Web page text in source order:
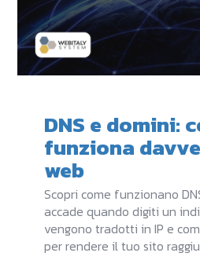
DNS e domini:
funziona
web
Scopri come funzionano
accade quando digiti un
vengono tradotti in IP e
per rendere il tuo sito